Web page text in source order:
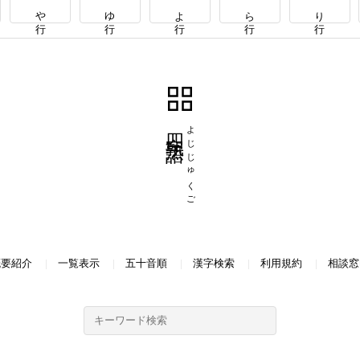
や行 ゆ行 よ行 ら行 り行
よじじゅくご
紹介 一覧表示 五十音順 漢字検索 利用規約 相談窓